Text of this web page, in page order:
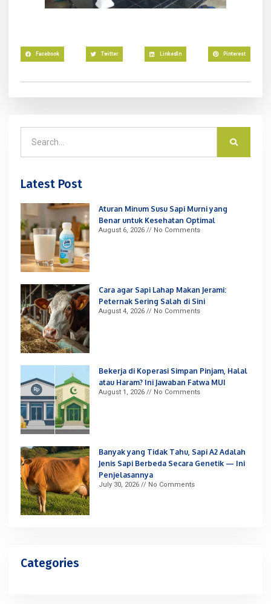
Facebook Twitter LinkedIn Pinterest
Latest Post
Aturan Minum Susu Sapi Murni yang
Benar untuk Kesehatan Optimal
August 6, 2026 No Comments
Cara agar Sapi Lahap Makan Jerami:
Peternak Sering Salah di Sini
August 4, 2026 No Comments
Bekerja di Koperasi Simpan Pinjam, Halal
atau Haram? Ini Jawaban Fatwa MUI
August 1, 2026 No Comments
Banyak yang Tidak Tahu, Sapi A2 Adalah
Jenis Sapi Berbeda Secara Genetik — Ini
Penjelasannya
July 30, 2026 No Comments
Categories